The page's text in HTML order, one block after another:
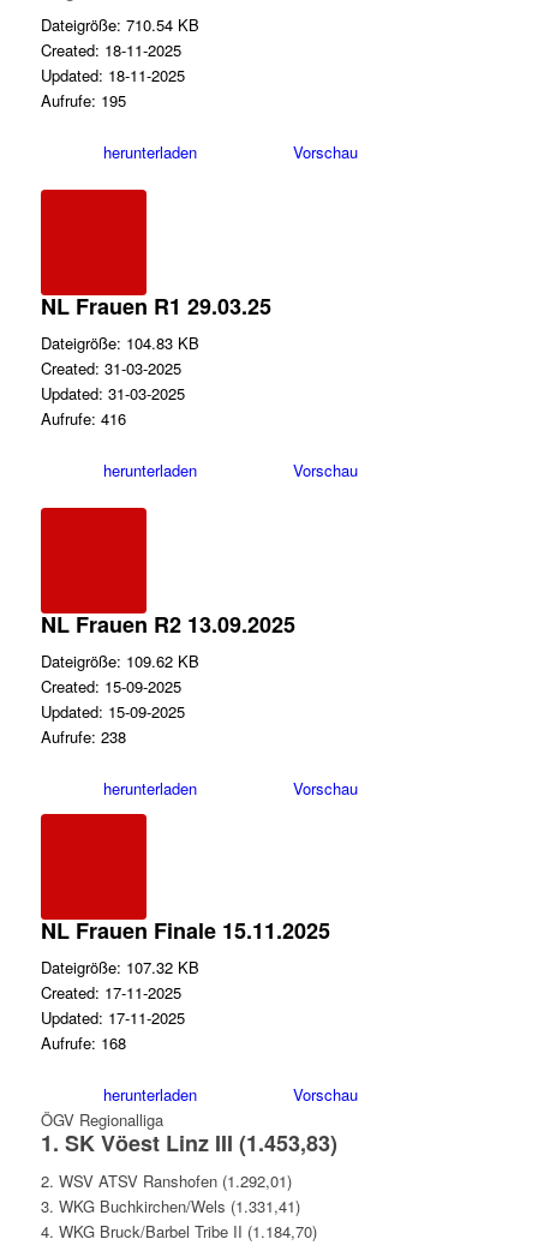
Dateigröße: 710.54 KB
Created: 18-11-2025
Updated: 18-11-2025
Aufrufe: 195
herunterladen Vorschau
NL Frauen R1 29.03.25
Dateigröße: 104.83 KB
Created: 31-03-2025
Updated: 31-03-2025
Aufrufe: 416
herunterladen Vorschau
NL Frauen R2 13.09.2025
Dateigröße: 109.62 KB
Created: 15-09-2025
Updated: 15-09-2025
Aufrufe: 238
herunterladen Vorschau
NL Frauen Finale 15.11.2025
Dateigröße: 107.32 KB
Created: 17-11-2025
Updated: 17-11-2025
Aufrufe: 168
herunterladen
Vorschau
ÖGV Regionalliga
1. SK Vöest Linz III (1.453,83)
2. WSV ATSV Ranshofen (1.292,01)
3. WKG Buchkirchen/Wels (1.331,41)
4. WKG Bruck/Barbel Tribe II (1.184,70)